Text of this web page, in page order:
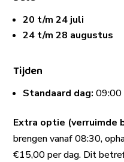
20 t/m 24 juli
24 t/m 28 augustus
Tijden
Standaard dag: 09:00
Extra optie (verruimde
brengen vanaf 08:30,
€15,00 per dag. Dit